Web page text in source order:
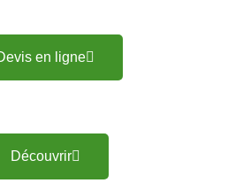
en ligne
Découvrir